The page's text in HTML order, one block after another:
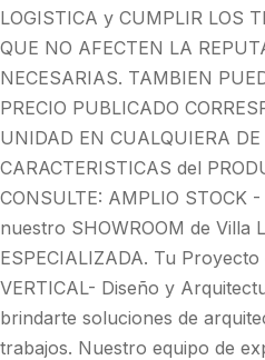
LOGISTICA y CUMPLIR LOS
QUE NO AFECTEN LA
NECESARIAS. TAMBIEN
PRECIO PUBLICADO
UNIDAD EN CUALQUIERA
CARACTERISTICAS del
CONSULTE: AMPLIO STOCK
nuestro SHOWROOM de Villa
ESPECIALIZADA. Tu
VERTICAL- Diseño y
brindarte soluciones de
trabajos. Nuestro equipo de